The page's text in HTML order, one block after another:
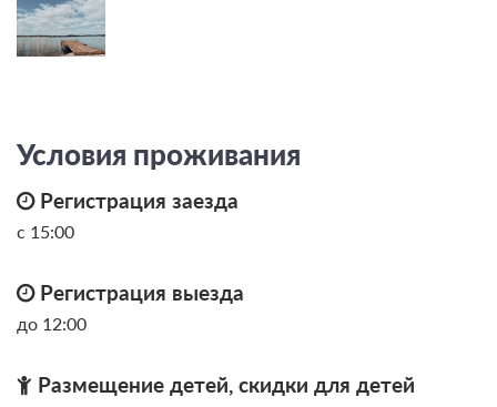
Приозерной (дом 6А)
Условия проживания
Регистрация заезда
с 15:00
Регистрация выезда
до 12:00
Размещение детей, скидки для детей